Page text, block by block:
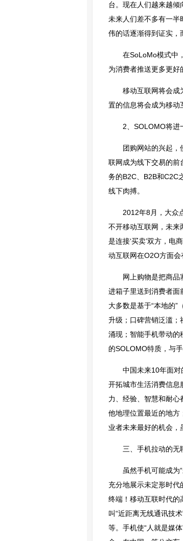
台。现在人们越来越倾
未来人们差不多有一半
伟的话逐渐得到证实，
在SoLoMo模式中
为消费者推送更多更好
移动互联网将会成
置的信息将会成为移动
2、SOLOMO将进
团购网站的兴起，
联网成为线下交易的前
务的B2C、B2B和C2C
线下肉搏。
2012年8月，大众
不开移动互联网，未来
是连接‘买卖’双方，电
动互联网在O2O方面会
网上购物是把商品
进箱子里送到消费者面
大多数是基于“本地的
升级；口碑营销泛滥；
涌现；智能手机带动的
的SOLOMO特质，与
中国未来10年面
开拓城市生活消费信息
力、经验、智慧和耐
他地理位置最近的地方
业者未来最好的机会，
三、手机拉动的无
虽然手机可能成为
充分地展示未定形时
终端！移动互联时代的
叫“近距离无线通讯技
等。手机使“人就是媒